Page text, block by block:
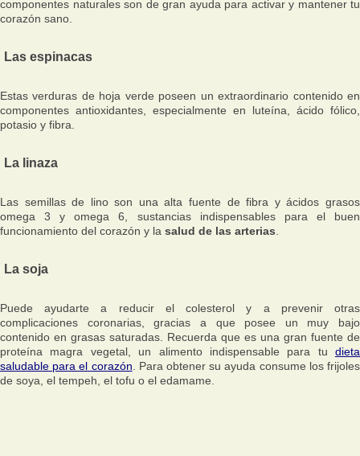
componentes naturales son de gran ayuda para activar y mantener tu
corazón sano.
Las espinacas
Estas verduras de hoja verde poseen un extraordinario contenido en
componentes antioxidantes, especialmente en luteína, ácido fólico,
potasio y fibra.
La linaza
Las semillas de lino son una alta fuente de fibra y ácidos grasos
omega 3 y omega 6, sustancias indispensables para el buen
funcionamiento del corazón y la salud de las arterias
La soja
Puede ayudarte a reducir el colesterol y a prevenir otras
complicaciones coronarias, gracias a que posee un muy bajo
contenido en grasas saturadas. Recuerda que es una gran fuente de
proteína magra vegetal, un alimento indispensable para tu dieta
saludable para el corazón . Para obtener su ayuda consume los frijoles
de soya, el tempeh, el tofu o el edamame.